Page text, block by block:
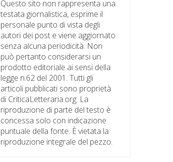
Questo sito non rappresenta una
testata giornalistica, esprime il
personale punto di vista degli
autori dei post e viene aggiornato
senza alcuna periodicità. Non
può pertanto considerarsi un
prodotto editoriale ai sensi della
legge n.62 del 2001. Tutti gli
articoli pubblicati sono proprietà
di CriticaLetteraria.org. La
riproduzione di parte del testo è
concessa solo con indicazione
puntuale della fonte. È vietata la
riproduzione integrale del pezzo.